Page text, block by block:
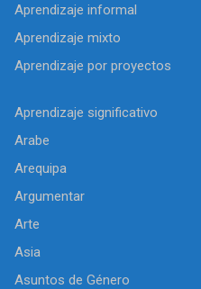
Aprendizaje informal
Aprendizaje mixto
Aprendizaje por proyectos
Aprendizaje significativo
Arabe
Arequipa
Argumentar
Arte
Asia
Asuntos de Género